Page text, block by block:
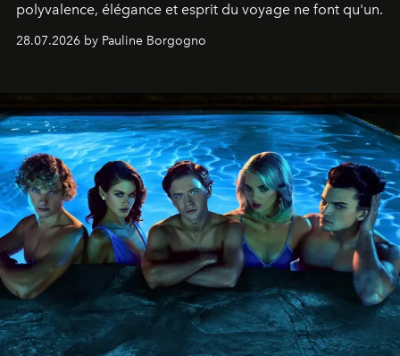
polyvalence, élégance et esprit du voyage ne font qu'un.
28.07.2026 by Pauline Borgogno